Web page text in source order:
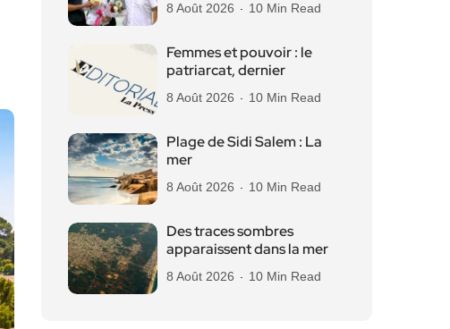
8 Août 2026 10 Min Read
Femmes et pouvoir : le
patriarcat, dernier
8 Août 2026 10 Min Read
Plage de Sidi Salem : La
mer
8 Août 2026 10 Min Read
Des traces sombres
apparaissent dans la mer
8 Août 2026 10 Min Read